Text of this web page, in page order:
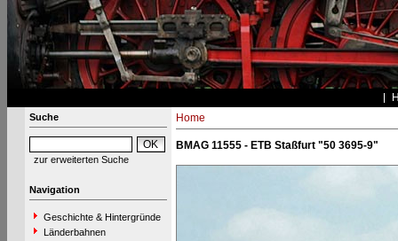
Suche
zur erweiterten Suche
Navigation
Geschichte & Hintergründe
Länderbahnen
Home
BMAG 11555 - ETB Staßfurt "50 3695-9"